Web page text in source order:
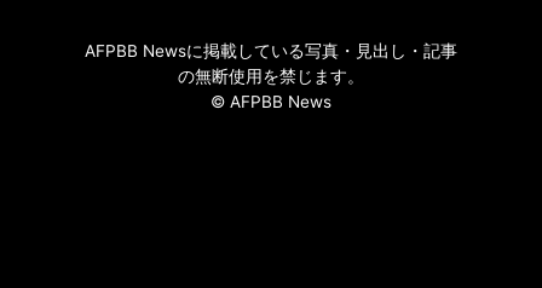
AFPBB Newsに掲載している写真・見出し・記事
の無断使用を禁じます。
© AFPBB News